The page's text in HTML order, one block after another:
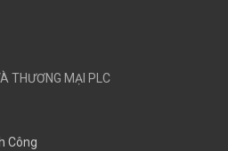
THƯƠNG MẠI PLC
Công